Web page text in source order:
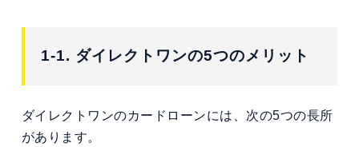
1-1. ダイレクトワンの5つのメリット
ダイレクトワンのカードローンには、次の5つの長所
があります。